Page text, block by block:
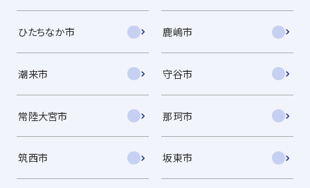
ひたちなか市 鹿嶋市
潮来市 守谷市
常陸大宮市 那珂市
筑西市 坂東市